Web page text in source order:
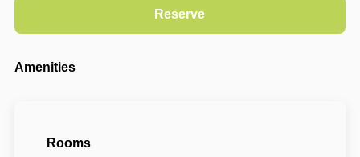
Amenities
Rooms